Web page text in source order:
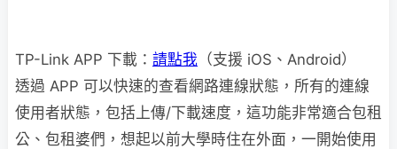
TP-Link APP 下載： 請點我 （支援 iOS、Android）
透過 APP 可以快速的查看網路連線狀態，所有的連線
使用者狀態，包括上傳/下載速度，這功能非常適合包租
公、包租婆們，想起以前大學時住在外面，一開始使用